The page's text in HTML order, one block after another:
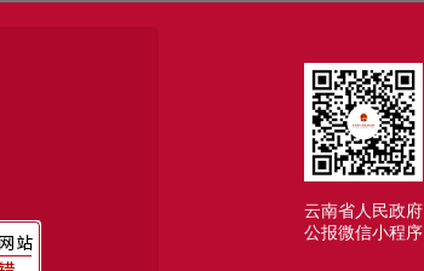
云南省人民政府
公报微信小程序